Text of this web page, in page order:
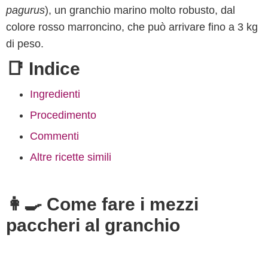
pagurus), un granchio marino molto robusto, dal
colore rosso marroncino, che può arrivare fino a 3 kg
di peso.
📑 Indice
Ingredienti
Procedimento
Commenti
Altre ricette simili
👩‍🍳 Come fare i mezzi
paccheri al granchio